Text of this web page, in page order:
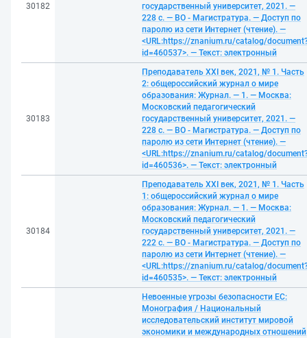
30182
государственный университет, 2021. —
228 с. — ВО - Магистратура. — Доступ по
паролю из сети Интернет (чтение). —
<URL:https://znanium.ru/catalog/
id=460537>. — Текст: электронный
30183
Преподаватель XXI век, 2021, № 1. Часть
2: общероссийский журнал о мире
образования: Журнал. — 1. — Москва:
Московский педагогический
государственный университет, 2021. —
228 с. — ВО - Магистратура. — Доступ по
паролю из сети Интернет (чтение). —
<URL:https://znanium.ru/catalog/
id=460536>. — Текст: электронный
30184
Преподаватель XXI век, 2021, № 1. Часть
1: общероссийский журнал о мире
образования: Журнал. — 1. — Москва:
Московский педагогический
государственный университет, 2021. —
222 с. — ВО - Магистратура. — Доступ по
паролю из сети Интернет (чтение). —
<URL:https://znanium.ru/catalog/
id=460535>. — Текст: электронный
Невоенные угрозы безопасности ЕС:
Монография / Национальный
исследовательский институт мировой
экономики и международных отношений